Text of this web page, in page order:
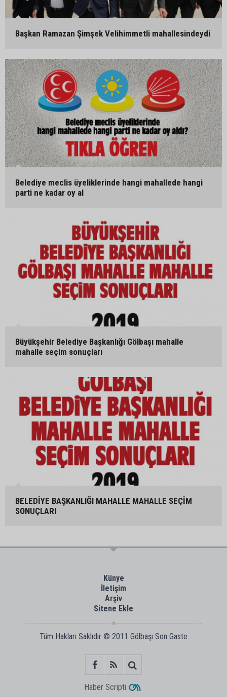
Başkan Ramazan Şimşek Velihimmetli mahallesindeydi
Belediye meclis üyeliklerinde hangi mahallede hangi
parti ne kadar oy al
Büyükşehir Belediye Başkanlığı Gölbaşı mahalle
mahalle seçim sonuçları
BELEDİYE BAŞKANLIĞI MAHALLE MAHALLE SEÇİM
SONUÇLARI
Künye
İletişim
Arşiv
Sitene Ekle
Tüm Hakları Saklıdır © 2011 Gölbaşı Son Gaste
Haber Scripti